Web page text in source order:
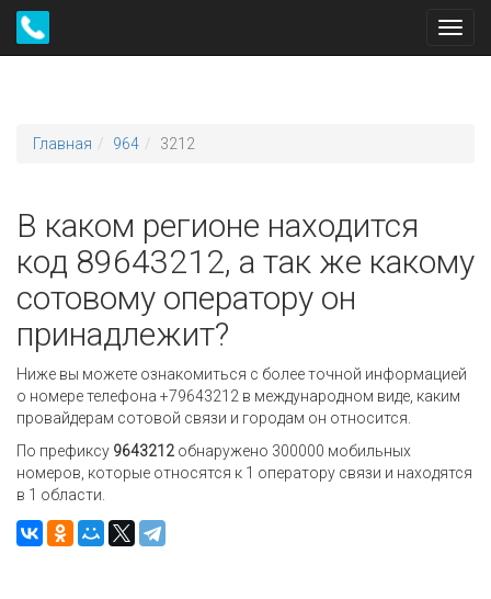
Главная 964 3212
В каком регионе находится
код 89643212, а так же какому
сотовому оператору он
принадлежит?
Ниже вы можете ознакомиться с более точной информацией
о номере телефона +79643212 в международном виде, каким
провайдерам сотовой связи и городам он относится.
По префиксу 9643212 обнаружено 300000 мобильных
номеров, которые относятся к 1 оператору связи и находятся
в 1 области.